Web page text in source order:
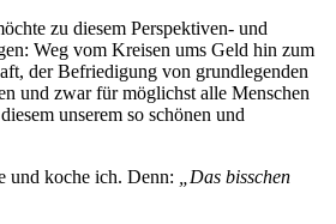
zu diesem Perspektiven- und
Weg vom Kreisen ums Geld hin zum
der Befriedigung von grundlegenden
und zwar für möglichst alle Menschen
unserem so schönen und
und koche ich. Denn:
„Das bisschen